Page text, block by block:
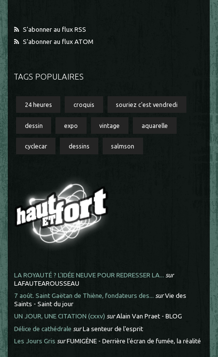
S'abonner au flux RSS
S'abonner au flux ATOM
TAGS POPULAIRES
24 heures croquis souriez c'est vendredi
dessin expo vintage aquarelle
cyclecar dessins salmson
LA ROYAUTÉ ? L'IDÉE NEUVE POUR REDRESSER LA... sur
LAFAUTEAROUSSEAU
7 août. Saint Gaëtan de Thiène, fondateurs des... surVie des
Saints - Saint du jour
UN JOUR, UNE CITATION (cxxv) surAlain Van Praet - BLOG
Délice de cathédrale surLa senteur de l'esprit
Les Jours Gris surFUMIGÈNE - Derrière l'écran de fumée, la réalité